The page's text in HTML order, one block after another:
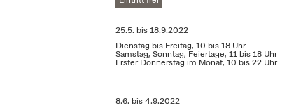
25.5. bis18.9.2022
Dienstag bis Freitag, 10 bis 18 Uhr
Samstag, Sonntag, Feiertage, 11 bis 18 Uhr
Erster Donnerstag im Monat, 10 bis 22 Uhr
8.6. bis4.9.2022